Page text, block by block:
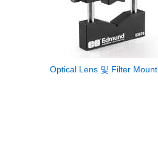
Optical Lens 및 Filter Mount